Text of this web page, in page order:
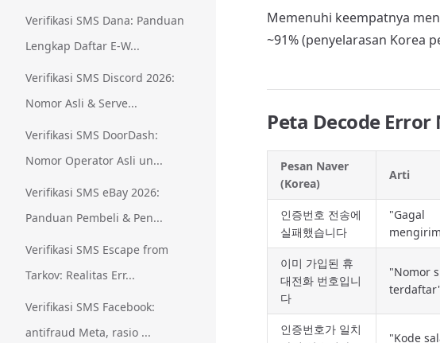
Verifikasi SMS Dana: Panduan
Lengkap Daftar E-W...
Verifikasi SMS Discord 2026:
Nomor Asli & Serve...
Verifikasi SMS DoorDash:
Nomor Operator Asli un...
Verifikasi SMS eBay 2026:
Panduan Pembeli & Pen...
Verifikasi SMS Escape from
Tarkov: Realitas Err...
Verifikasi SMS Facebook:
antifraud Meta, rasio ...
Memenuhi keempatnya
~91% (penyelarasan Korea
Peta Decode Error
Pesan Naver
(Korea)
Arti
인증번호 전송에
실패했습니다
"Gagal
이미 가입된 휴
대전화 번호입니
다
"Nomor
인증번호가 일치
"Kode